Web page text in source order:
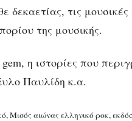
δεκαετίας, τις
της μουσικής.
gem, η ιστορίες που
Παυλίδη κ.α.
Μισός αιώνας ελληνικό ροκ,